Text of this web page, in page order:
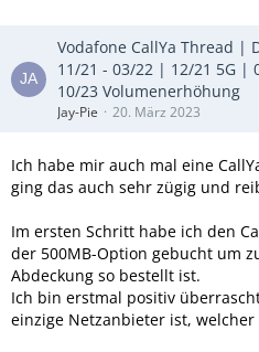
Vodafone CallYa Thread |
11/21 - 03/22 | 12/21 5G |
10/23 Volumenerhöhung
Jay-Pie 20. März 2023
Ich habe mir auch mal eine
ging das auch sehr zügig und
Im ersten Schritt habe ich den
der 500MB-Option gebucht um
Abdeckung so bestellt ist.
Ich bin erstmal positiv
einzige Netzanbieter ist,